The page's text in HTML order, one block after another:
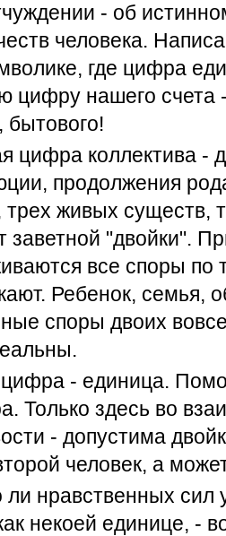
- об
человека.
где цифра
цифру нашего счета -
бытового!
цифра коллектива -
продолжения
трех живых существ,
заветной "двойки".
все споры по
Ребенок, семья,
споры двоих
- единица.
Только здесь во
- допустима
человек, а
ли нравственных сил
некоей единице, -